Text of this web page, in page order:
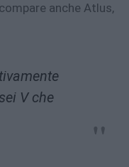
anche Atlus,
V che